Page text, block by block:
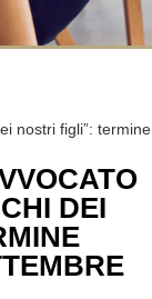
nostri figli”: termine
DEI